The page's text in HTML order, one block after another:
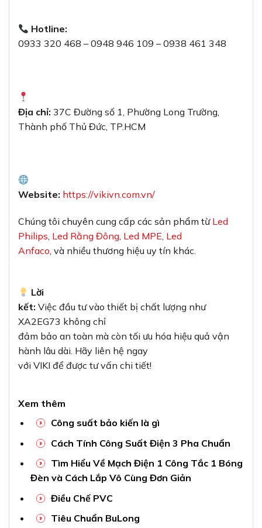
Hotline:
0933 320 468 – 0948 946 109 – 0938 461 348
Địa chỉ: 37C Đường số 1, Phường Long Trường,
Thành phố Thủ Đức, TP.HCM
Website: https://vikivn.com.vn/
Chúng tôi chuyên cung cấp các sản phẩm từ Led
Philips, Led Rằng Đông, Led MPE, Led
Anfaco, và nhiều thương hiệu uy tín khác.
Lời
kết: Việc đầu tư vào thiết bị chất lượng như
XA2EG73 không chỉ
đảm bảo an toàn mà còn tối ưu hóa hiệu quả vận
hành lâu dài. Hãy liên hệ ngay
với VIKI để được tư vấn chi tiết!
Xem thêm
Công suất bảo kiến là gì
Cách Tính Công Suất Điện 3 Pha Chuẩn
Tìm Hiểu Về Mạch Điện 1 Công Tắc 1 Bóng
Đèn và Cách Lắp Vô Cùng Đơn Giản
Điều Chế PVC
Tiêu Chuẩn BuLong